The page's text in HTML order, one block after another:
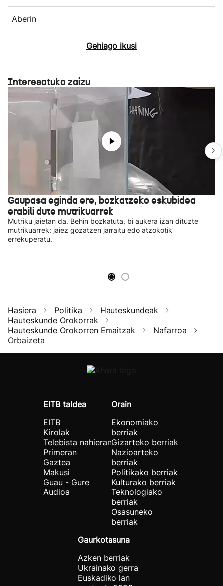
Aberin
Gehiago ikusi
Interesatuko zaizu
Gaupasa eginda ere, bozkatzeko eskubidea
erabili dute mutrikuarrek
Mutriku jaietan da. Behin bozkatuta, bi aukera izan dituzte
mutrikuarrek: jaiez gozatzen jarraitu edo atzokotik
errekuperatu.
Hasiera Politika
Hauteskundeak
Hauteskunde Orokorrak
Hauteskunde Orokorren Emaitzak
Nafarroa
Orbaizeta
EITB taldea
EITB
Kirolak
Telebista nahieran
Primeran
Gaztea
Makusi
Guau - Gure
Audioa
Orain
Ekonomiako
berriak
Gizarteko berriak
Nazioarteko
berriak
Politikako berriak
Kulturako berriak
Teknologiako
berriak
Osasuneko
berriak
Gaurkotasuna
Azken berriak
Ukrainako gerra
Euskadiko lan